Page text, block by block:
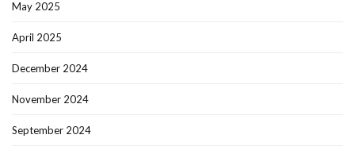
May 2025
April 2025
December 2024
November 2024
September 2024